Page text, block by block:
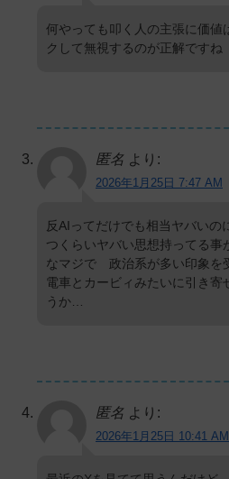
何やっても叩く人の主張に価値
クして無視するのが正解ですね
匿名 より:
2026年1月25日 7:47 AM
反AIってだけでも相当ヤバいの
つくらいヤバい思想持ってる事
なマジで 政治系が多い印象を
電車とカービィみたいに引き寄
うか…
匿名 より:
2026年1月25日 10:41 AM